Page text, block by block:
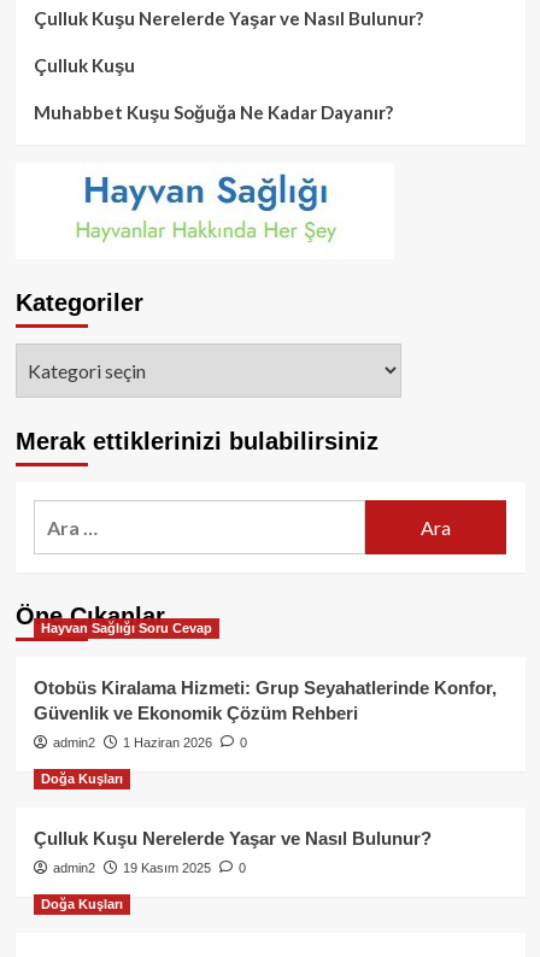
Çulluk Kuşu Nerelerde Yaşar ve Nasıl Bulunur?
Çulluk Kuşu
Muhabbet Kuşu Soğuğa Ne Kadar Dayanır?
Kategoriler
Merak ettiklerinizi bulabilirsiniz
Öne Çıkanlar
Hayvan Sağlığı Soru Cevap
Otobüs Kiralama Hizmeti: Grup Seyahatlerinde Konfor,
Güvenlik ve Ekonomik Çözüm Rehberi
admin2 1 Haziran 2026 0
Doğa Kuşları
Çulluk Kuşu Nerelerde Yaşar ve Nasıl Bulunur?
admin2 19 Kasım 2025 0
Doğa Kuşları